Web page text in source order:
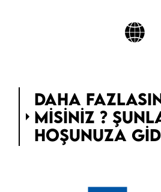
DAHA
MISINIZ ?
HOŞUNUZA